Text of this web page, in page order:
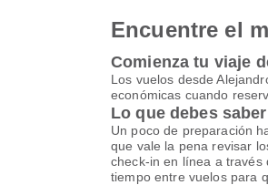
Encuentre el
Comienza tu viaje
Los vuelos desde
económicas cuando
Lo que debes
Un poco de preparación
que vale la pena revisar
check-in en línea a través
tiempo entre vuelos para